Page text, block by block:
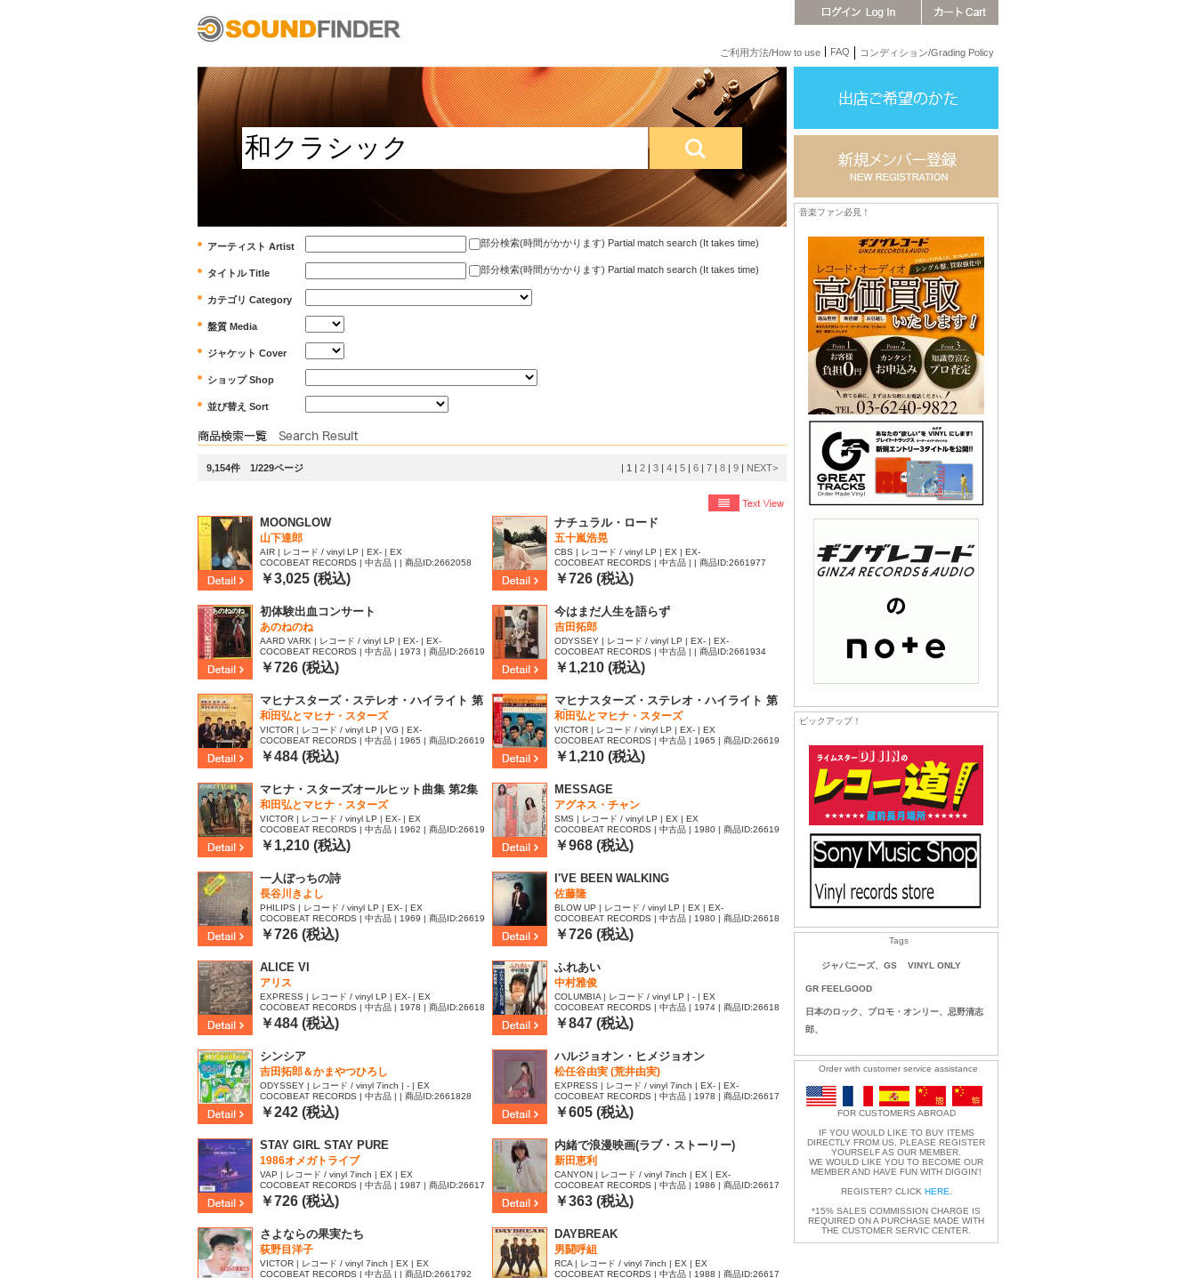
ご利用方法/How to use FAQ コンディション/Grading Policy
アーティスト Artist 部分検索(時間がかかります) Partial match search (It takes time)
タイトル Title 部分検索(時間がかかります) Partial match search (It takes time)
カテゴリ Category
盤質 Media
ジャケット Cover
ショップ Shop
並び替え Sort
9,154件 1/229ページ | 1 | 2 | 3 | 4 | 5 | 6 | 7 | 8 | 9 | NEXT>
MOONGLOW
山下達郎
AIR | レコード / vinyl LP | EX- | EX
COCOBEAT RECORDS | 中古品 | | 商品ID:2662058
￥3,025 (税込)
ナチュラル・ロード
五十嵐浩晃
CBS | レコード / vinyl LP | EX | EX-
COCOBEAT RECORDS | 中古品 | | 商品ID:2661977
￥726 (税込)
初体験出血コンサート
あのねのね
AARD VARK | レコード / vinyl LP | EX- | EX-
COCOBEAT RECORDS | 中古品 | 1973 | 商品ID:26619
63
￥726 (税込)
今はまだ人生を語らず
吉田拓郎
ODYSSEY | レコード / vinyl LP | EX- | EX-
COCOBEAT RECORDS | 中古品 | | 商品ID:2661934
￥1,210 (税込)
マヒナスターズ・ステレオ・ハイライト 第
4集
和田弘とマヒナ・スターズ
VICTOR | レコード / vinyl LP | VG | EX-
COCOBEAT RECORDS | 中古品 | 1965 | 商品ID:26619
08
￥484 (税込)
マヒナスターズ・ステレオ・ハイライト 第
6集
和田弘とマヒナ・スターズ
VICTOR | レコード / vinyl LP | EX- | EX
COCOBEAT RECORDS | 中古品 | 1965 | 商品ID:26619
07
￥1,210 (税込)
マヒナ・スターズオールヒット曲集 第2集
和田弘とマヒナ・スターズ
VICTOR | レコード / vinyl LP | EX- | EX
COCOBEAT RECORDS | 中古品 | 1962 | 商品ID:26619
06
￥1,210 (税込)
MESSAGE
アグネス・チャン
SMS | レコード / vinyl LP | EX | EX
COCOBEAT RECORDS | 中古品 | 1980 | 商品ID:26619
04
￥968 (税込)
一人ぼっちの詩
長谷川きよし
PHILIPS | レコード / vinyl LP | EX- | EX
COCOBEAT RECORDS | 中古品 | 1969 | 商品ID:26619
03
￥726 (税込)
I'VE BEEN WALKING
佐藤隆
BLOW UP | レコード / vinyl LP | EX | EX-
COCOBEAT RECORDS | 中古品 | 1980 | 商品ID:26618
99
￥726 (税込)
ALICE VI
アリス
EXPRESS | レコード / vinyl LP | EX- | EX
COCOBEAT RECORDS | 中古品 | 1978 | 商品ID:26618
59
￥484 (税込)
ふれあい
中村雅俊
COLUMBIA | レコード / vinyl LP | - | EX
COCOBEAT RECORDS | 中古品 | 1974 | 商品ID:26618
57
￥847 (税込)
シンシア
吉田拓郎＆かまやつひろし
ODYSSEY | レコード / vinyl 7inch | - | EX
COCOBEAT RECORDS | 中古品 | | 商品ID:2661828
￥242 (税込)
ハルジョオン・ヒメジョオン
松任谷由実 (荒井由実)
EXPRESS | レコード / vinyl 7inch | EX- | EX-
COCOBEAT RECORDS | 中古品 | 1978 | 商品ID:26617
96
￥605 (税込)
STAY GIRL STAY PURE
1986オメガトライブ
VAP | レコード / vinyl 7inch | EX | EX
COCOBEAT RECORDS | 中古品 | 1987 | 商品ID:26617
94
￥726 (税込)
内緒で浪漫映画(ラブ・ストーリー)
新田恵利
CANYON | レコード / vinyl 7inch | EX | EX-
COCOBEAT RECORDS | 中古品 | 1986 | 商品ID:26617
93
￥363 (税込)
さよならの果実たち
荻野目洋子
VICTOR | レコード / vinyl 7inch | EX | EX
COCOBEAT RECORDS | 中古品 | | 商品ID:2661792
DAYBREAK
男闘呼組
RCA | レコード / vinyl 7inch | EX | EX
COCOBEAT RECORDS | 中古品 | 1988 | 商品ID:26617
音楽ファン必見！
ピックアップ！
Tags
ジャパニーズ、GS VINYL ONLY
GR FEELGOOD
日本のロック、プロモ・オンリー、忌野清志
郎、
Order with customer service assistance
FOR CUSTOMERS ABROAD
IF YOU WOULD LIKE TO BUY ITEMS
DIRECTLY FROM US, PLEASE REGISTER
YOURSELF AS OUR MEMBER.
WE WOULD LIKE YOU TO BECOME OUR
MEMBER AND HAVE FUN WITH DIGGIN'!
REGISTER? CLICK HERE
*15% SALES COMMISSION CHARGE IS
REQUIRED ON A PURCHASE MADE WITH
THE CUSTOMER SERVIC CENTER.